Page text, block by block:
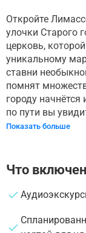
Откройте
улочки Старого
церковь,
уникальному
ставни
помнят
городу начнётся
по пути вы
Показать больше
Что